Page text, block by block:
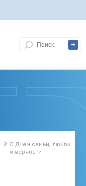
С Днем семьи, любви
и верности